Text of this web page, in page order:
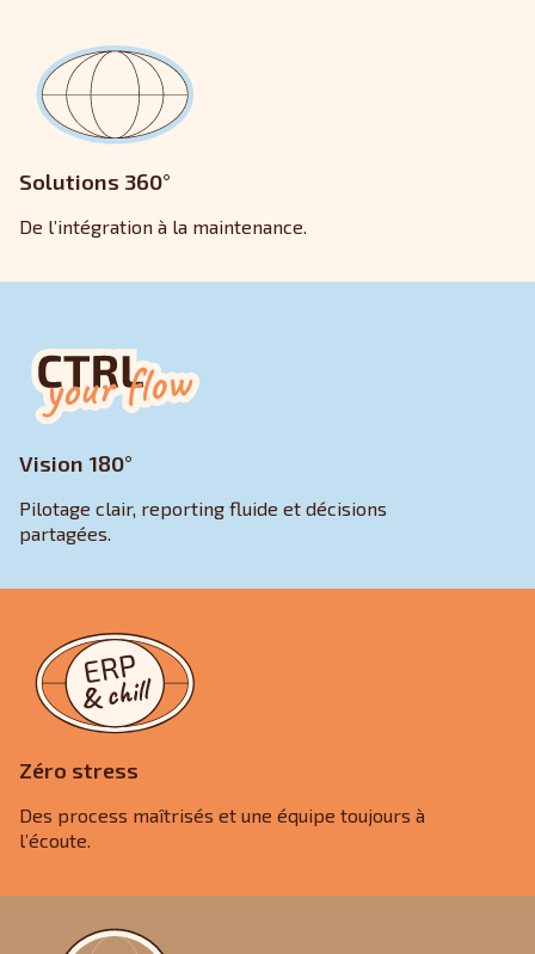
Solutions 360°
De l’intégration à la maintenance.
Vision 180°
Pilotage clair, reporting fluide et décisions
partagées.
Zéro stress
Des process maîtrisés et une équipe toujours à
l’écoute.